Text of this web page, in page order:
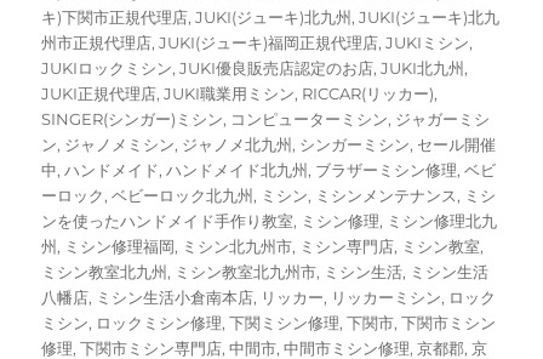
キ)下関市正規代理店,JUKI(ジューキ)北九州 ,JUKI(ジューキ)北九
州市正規代理店,JUKI(ジューキ)福岡正規代理店,JUKIミシン,
JUKIロックミシン,JUKI優良販売店認定のお店,JUKI北九州 ,
JUKI正規代理店,JUKI職業用ミシン, RICCAR(リッカー),
SINGER(シンガー)ミシン, コンピューターミシン, ジャガーミシ
ン, ジャノメミシン, ジャノメ北九州 , シンガーミシン, セール開催
中,ハンドメイド,ハンドメイド北九州 , ブラザーミシン修理,ベビ
ーロック,ベビーロック北九州 , ミシン, ミシンメンテナンス, ミシ
ンを使ったハンドメイド手作り教室, ミシン修理, ミシン修理北九
州 , ミシン修理福岡, ミシン北九州市, ミシン専門店, ミシン教室,
ミシン教室北九州 , ミシン教室北九州市, ミシン生活, ミシン生活
八幡店, ミシン生活小倉南本店, リッカー, リッカーミシン, ロック
ミシン, ロックミシン修理,下関ミシン修理,下関市,下関市ミシン
修理,下関市ミシン専門店,中間市,中間市ミシン修理,京都郡,京